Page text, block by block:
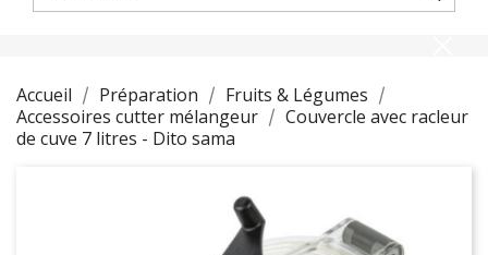
Accueil Préparation
Fruits & Légumes
Accessoires cutter mélangeur
Couvercle avec racleur
de cuve 7 litres - Dito sama